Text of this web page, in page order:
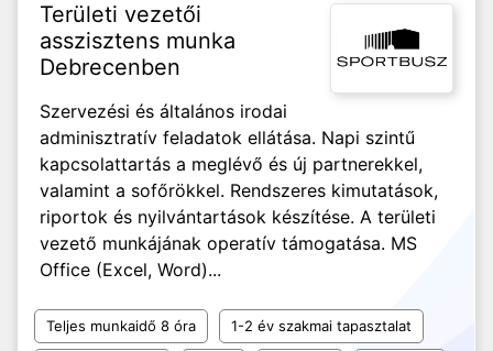
Területi vezetői
asszisztens munka
Debrecenben
Szervezési és általános irodai
adminisztratív feladatok ellátása. Napi szintű
kapcsolattartás a meglévő és új partnerekkel,
valamint a sofőrökkel. Rendszeres kimutatások,
riportok és nyilvántartások készítése. A területi
vezető munkájának operatív támogatása. MS
Office (Excel, Word)...
Teljes munkaidő 8 óra 1-2 év szakmai tapasztalat